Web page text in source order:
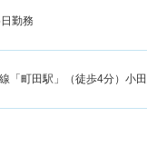
勤務
「町田駅」（徒歩4分）小